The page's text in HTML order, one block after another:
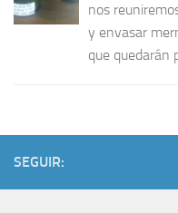
nos
y envasar
que quedarán
SEGUIR: